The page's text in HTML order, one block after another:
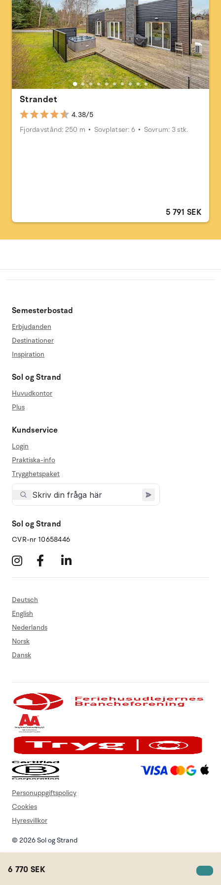
6 770 SEK
Strandet
4.38/5
Fjordavstånd: 250 m
Sovplatser: 6 Sovrum: 3 stk.
5 791 SEK
Semesterbostad
Erbjudanden
Destinationer
Inspiration
Sol og Strand
Huvudkontor
Plus
Kundservice
Login
Praktiska-info
Trygghetspaket
Sol og Strand
CVR-nr 10658446
Deutsch
English
Nederlands
Norsk
Dansk
© 2026 Sol og Strand
Personuppgiftspolicy
Cookies
Hyresvillkor